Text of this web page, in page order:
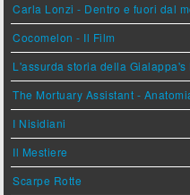
Carla Lonzi - Dentro e fuori dal
Cocomelon - Il Film
L'assurda storia della Gialappa's
The Mortuary Assistant -
I Nisidiani
Il Mestiere
Scarpe Rotte